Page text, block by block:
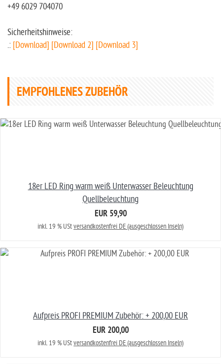
+49 6029 704070
Sicherheitshinweise:
.: [Download] [Download 2] [Download 3]
EMPFOHLENES ZUBEHÖR
18er LED Ring warm weiß Unterwasser Beleuchtung
Quellbeleuchtung
EUR 59,90
inkl. 19 % UStversandkostenfrei DE (ausgeschlossen Inseln)
Aufpreis PROFI PREMIUM Zubehör: + 200,00 EUR
EUR 200,00
inkl. 19 % UStversandkostenfrei DE (ausgeschlossen Inseln)